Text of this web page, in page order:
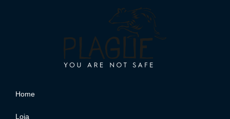
Home
Loja